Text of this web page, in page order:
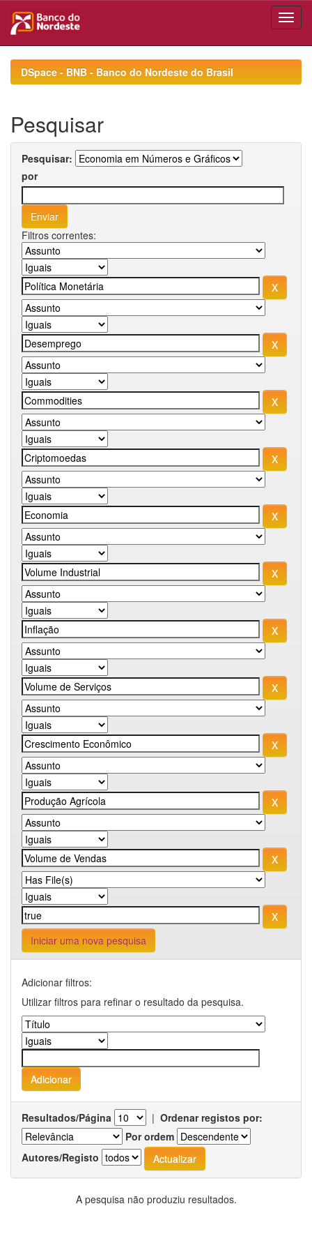
navigationDSpace - BNB - Banco do Nordeste do Brasil
Pesquisar
Pesquisar:
por
Filtros correntes:
Iniciar uma nova pesquisa
Adicionar filtros:
Utilizar filtros para refinar o resultado da pesquisa.
Resultados/Página | Ordenar registos por:
Por ordem
Autores/Registo
A pesquisa não produziu resultados.